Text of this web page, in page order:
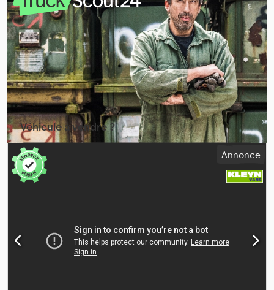
SPEAK ENGLISH PO RUSSKI GOVORIM HABLAMOS ESPAÑOL
GOVORIM SERPSKI Dcodpfxjzrzqlo Alrjk FOLMI SHQIPE Délai de
livraison (en jours): 1 Puissance: 430CV DIN Puissance: 316kW
Puissance fiscale: 29CV
Véhicule à vendre ?
Annonce